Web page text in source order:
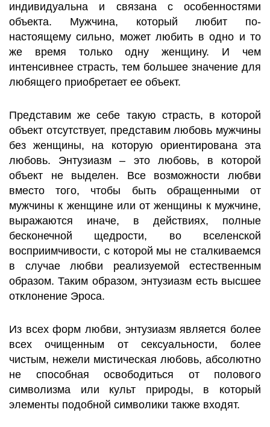
индивидуальна и связана с особенностями
объекта. Мужчина, который любит по-
настоящему сильно, может любить в одно и то
же время только одну женщину. И чем
интенсивнее страсть, тем большее значение для
любящего приобретает ее объект.
Представим же себе такую страсть, в которой
объект отсутствует, представим любовь мужчины
без женщины, на которую ориентирована эта
любовь. Энтузиазм – это любовь, в которой
объект не выделен. Все возможности любви
вместо того, чтобы быть обращенными от
мужчины к женщине или от женщины к мужчине,
выражаются иначе, в действиях, полные
бесконечной щедрости, во вселенской
восприимчивости, с которой мы не сталкиваемся
в случае любви реализуемой естественным
образом. Таким образом, энтузиазм есть высшее
отклонение Эроса.
Из всех форм любви, энтузиазм является более
всех очищенным от сексуальности, более
чистым, нежели мистическая любовь, абсолютно
не способная освободиться от полового
символизма или культ природы, в который
элементы подобной символики также входят.